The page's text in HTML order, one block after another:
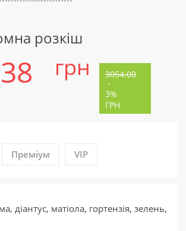
розкіш
грн 3054.00
-
3%
ГРН
Преміум VIP
діантус, матіола, гортензія, зелень,